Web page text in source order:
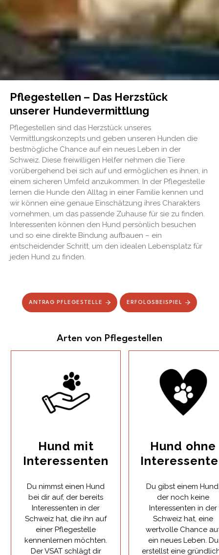
Pflegestellen – Das Herzstück
unserer Hundevermittlung
Pflegestellen sind das Herzstück unseres
Vermittlungskonzepts und geben unseren Hunden die
bestmögliche Chance auf ein neues Leben in der
Schweiz. Diese freiwilligen Helfer nehmen die Tiere
vorübergehend bei sich auf und ermöglichen es ihnen, in
einem sicheren Umfeld anzukommen. In der Pflegestelle
lernen die Hunde den Alltag in einer Familie kennen und
wir können eine genaue Einschätzung ihres Charakters
vornehmen, um das passende Zuhause für sie zu finden.
Interessenten können den Hund persönlich besuchen
und so eine direkte Bindung aufbauen – ein
entscheidender Schritt, um den idealen Lebensplatz für
jeden Hund zu finden.
ANTRAG PFLEGESTELLE ERFOLGSBEISPIEL
Arten von Pflegestellen
Hund mit
Interessenten
Du nimmst einen Hund
bei dir auf, der bereits
Interessenten in der
Schweiz hat, die ihn auf
einer Pflegestelle
kennenlernen möchten.
Der VSAT schlägt dir
Hund ohne
Du gibst einem
der noch keine
Interessenten in der
Schweiz hat, eine
wertvolle Chance
ein neues Leben. Du
erstellst eine